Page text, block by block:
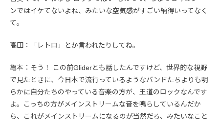
ンではイケてないよね、みたいな空気感がすごい納得いってなく
て。
高田：「レトロ」とか言われたりしてね。
亀本：そう！ この前Gliderとも話したんですけど、世界的な視野
で見たときに、今日本で流行っているようなバンドたちよりも明
らかに自分たちのやっている音楽の方が、王道のロックなんです
よ。こっちの方がメインストリームな音を鳴らしているんだか
ら、これがメインストリームになるのが当然だろ、みたいなこと